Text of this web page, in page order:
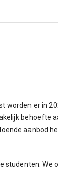
er in
aanbod